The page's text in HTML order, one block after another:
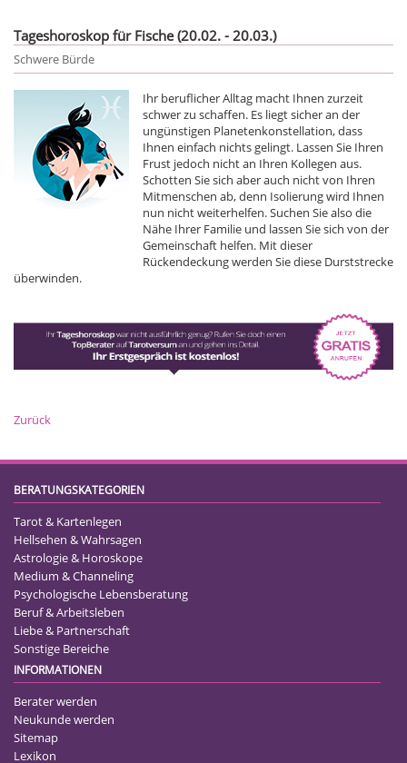
Tageshoroskop für Fische (20.02. - 20.03.)
Schwere Bürde
Ihr beruflicher Alltag macht Ihnen zurzeit
schwer zu schaffen. Es liegt sicher an der
ungünstigen Planetenkonstellation, dass
Ihnen einfach nichts gelingt. Lassen Sie Ihren
Frust jedoch nicht an Ihren Kollegen aus.
Schotten Sie sich aber auch nicht von Ihren
Mitmenschen ab, denn Isolierung wird Ihnen
nun nicht weiterhelfen. Suchen Sie also die
Nähe Ihrer Familie und lassen Sie sich von der
Gemeinschaft helfen. Mit dieser
Rückendeckung werden Sie diese Durststrecke
überwinden.
Zurück
BERATUNGSKATEGORIEN
Tarot & Kartenlegen
Hellsehen & Wahrsagen
Astrologie & Horoskope
Medium & Channeling
Psychologische Lebensberatung
Beruf & Arbeitsleben
Liebe & Partnerschaft
Sonstige Bereiche
INFORMATIONEN
Berater werden
Neukunde werden
Sitemap
Lexikon